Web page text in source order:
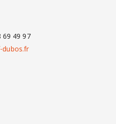
69 49 97
dubos.fr